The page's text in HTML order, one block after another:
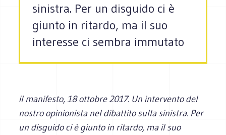
sinistra. Per un disguido ci è
giunto in ritardo, ma il suo
interesse ci sembra immutato
il manifesto, 18 ottobre 2017. Un intervento del
nostro opinionista nel dibattito sulla sinistra. Per
un disguido ci è giunto in ritardo, ma il suo